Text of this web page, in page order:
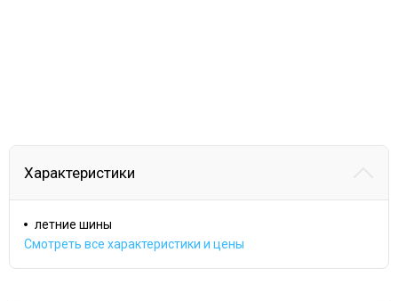
Характеристики
летние шины
Смотреть все характеристики и цены